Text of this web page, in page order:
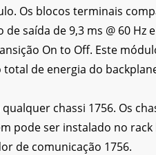
Os blocos terminais
saída de 9,3 ms @ 60 Hz
On to Off. Este
total de energia do
chassi 1756. Os
pode ser instalado no
de comunicação 1756.